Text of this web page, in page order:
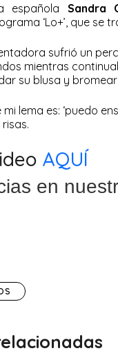
española Sandra
‘Lo+’, que se
sufrió un
mientras
su blusa y
mi lema es: ‘puedo
AQUÍ
en